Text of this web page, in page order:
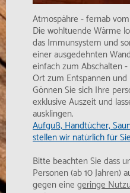
Atmospähre - fernab
Die wohltuende Wärme
das Immunsystem und
einer ausgedehnten
einfach zum Abschalten
Ort zum Entspannen und
Gönnen Sie sich Ihre
exklusive Auszeit und
ausklingen.
Aufguß, Handtücher,
stellen wir natürlich für
Bitte beachten Sie dass
Personen (ab 10 Jahren)
gegen eine geringe